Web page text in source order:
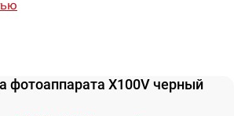
фотоаппарата X100V черный